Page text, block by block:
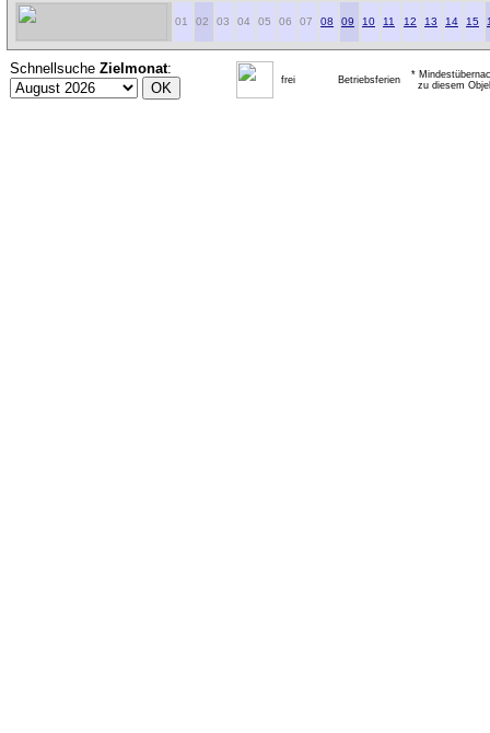
01 02 03 04 05 06 07 08 09 10 11 12 13 14 15
Schnellsuche Zielmonat:
frei Betriebsferien
*
zu diesem